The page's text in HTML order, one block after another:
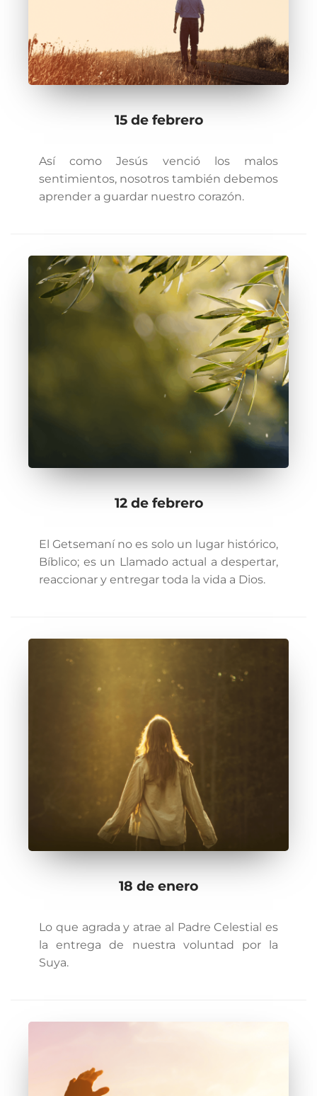
15 de febrero
Así como Jesús venció los malos
sentimientos, nosotros también debemos
aprender a guardar nuestro corazón.
12 de febrero
El Getsemaní no es solo un lugar histórico,
Bíblico; es un Llamado actual a despertar,
reaccionar y entregar toda la vida a Dios.
18 de enero
Lo que agrada y atrae al Padre Celestial es
la entrega de nuestra voluntad por la
Suya.